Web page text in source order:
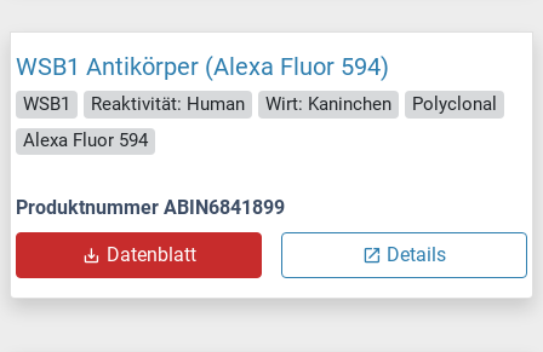
WSB1 Antikörper (Alexa Fluor 594)
WSB1 Reaktivität: Human Wirt: Kaninchen
Polyclonal
Alexa Fluor 594
Produktnummer ABIN6841899
Datenblatt Details